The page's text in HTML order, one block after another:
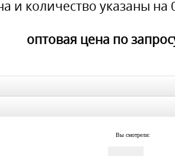
и количество указаны на
оптовая цена по
Вы смотрели: